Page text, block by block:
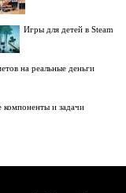
Игры для детей в Steam
на реальные деньги
и задачи